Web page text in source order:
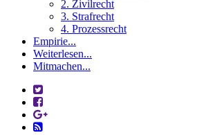
2. Zivilrecht
3. Strafrecht
4. Prozessrecht
Empirie...
Weiterlesen...
Mitmachen...